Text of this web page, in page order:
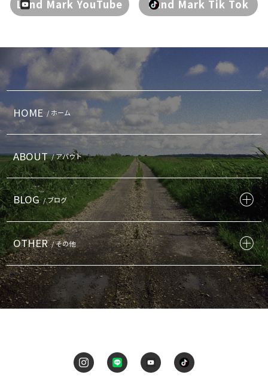
Land Mark YouTube Land Mark Tik Tok
HOME / ホーム
ABOUT / アバウト
BLOG / ブログ
OTHER / その他